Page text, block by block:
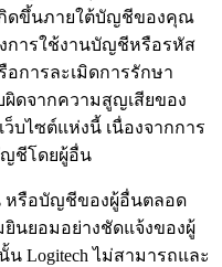
กิดขึ้นภายใต้บัญชีของคุณ
การใช้งานบัญชีหรือรหัส
การละเมิดการรักษา
ดจากความสูญเสียของ
บไซต์แห่งนี้ เนื่องจากการ
ญชีโดยผู้อื่น
หรือบัญชีของผู้อื่นตลอด
นยอมอย่างชัดแจ้งของผู้
Logitech ไม่สามารถและ